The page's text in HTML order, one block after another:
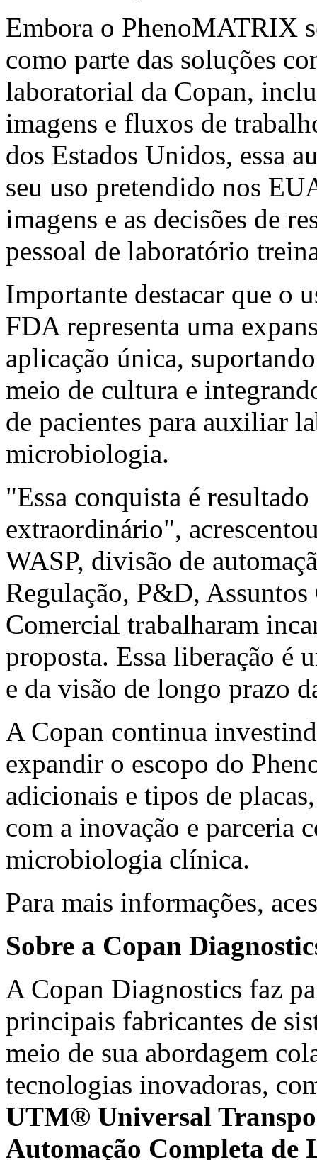
Embora o PhenoMATRIX
como parte das soluções
laboratorial da Copan,
imagens e fluxos de
dos Estados Unidos, essa
seu uso pretendido nos
imagens e as decisões de
pessoal de laboratório
Importante destacar que o
FDA representa uma
aplicação única,
meio de cultura e
de pacientes para auxiliar
microbiologia.
"Essa conquista é
extraordinário",
WASP, divisão de
Regulação, P&D,
Comercial trabalharam
proposta. Essa liberação é
e da visão de longo prazo
A Copan continua
expandir o escopo do
adicionais e tipos de
com a inovação e parceria
microbiologia clínica.
Para mais informações,
Sobre a Copan
A Copan Diagnostics faz
principais fabricantes de
meio de sua abordagem
tecnologias inovadoras,
UTM® Universal
Automação Completa